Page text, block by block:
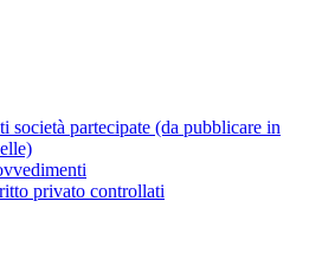
società partecipate (da pubblicare in
privato controllati